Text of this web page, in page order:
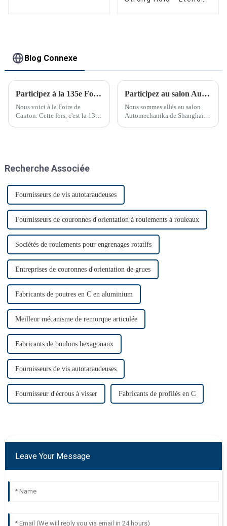
Blog Connexe
Participez à la 135e Foire de Canton
Nous voici à la Foire de
Canton. Cette fois, c'est la 135e
Participez au salon Automechanika de Shanghai
Nous sommes allés au salon
Automechanika de Shanghai
monde…
Recherche Associée
Fournisseurs de vis autotaraudeuses
Fournisseurs de couronnes d'orientation à roulements à rouleaux
Sociétés de roulements pour engrenages rotatifs
Entreprises de couronnes d'orientation de grues
Fabricants de poutres en C en aluminium
Meilleur mécanisme de remorque articulée
Fabricants de boulons hexagonaux
Fournisseurs de vis autotaraudeuses
Fournisseur d'écrous à visser Fabricants de profilés en C
Leave Your Message